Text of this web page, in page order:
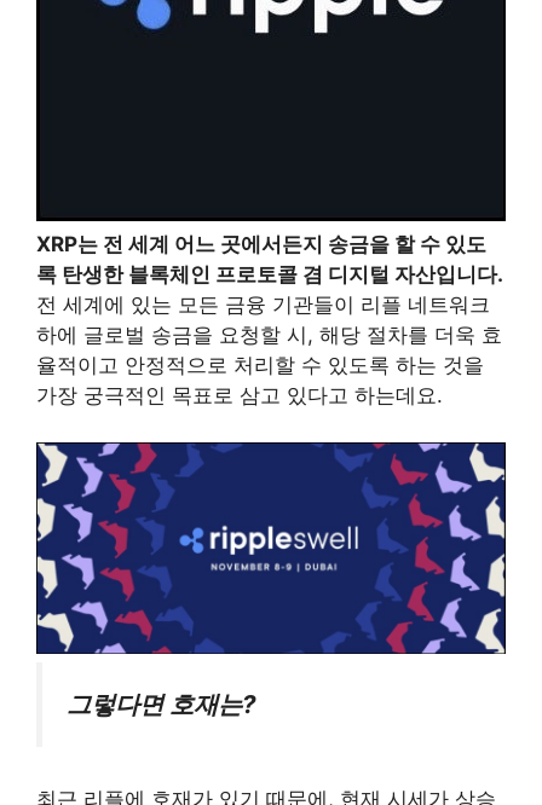
XRP는 전 세계 어느 곳에서든지 송금을 할 수 있도
록 탄생한 블록체인 프로토콜 겸 디지털 자산입니다.
전 세계에 있는 모든 금융 기관들이 리플 네트워크
하에 글로벌 송금을 요청할 시, 해당 절차를 더욱 효
율적이고 안정적으로 처리할 수 있도록 하는 것을
가장 궁극적인 목표로 삼고 있다고 하는데요.
그렇다면 호재는?
최근 리플에 호재가 있기 때문에, 현재 시세가 상승